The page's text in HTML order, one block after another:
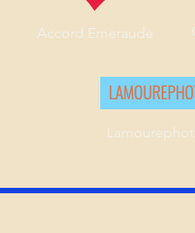
Accord Emeraude